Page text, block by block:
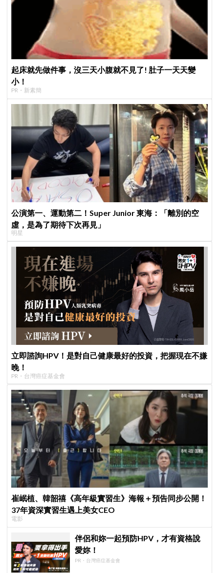
起床就先做件事，沒三天小腹就不見了! 肚子一天天變
小！
PR・新素簡
公演第一、運動第二！Super Junior 東海：「離別的空
虛，是為了期待下次再見」
明星
立即諮詢HPV！是對自己健康最好的投資，把握現在不嫌
晚！
PR・台灣癌症基金會
崔岷植、韓韶禧《高年級實習生》海報＋預告同步公開！
37年資深實習生遇上美女CEO
電影
伴侶和妳一起預防HPV，才有資格說
愛妳！
PR・台灣癌症基金會